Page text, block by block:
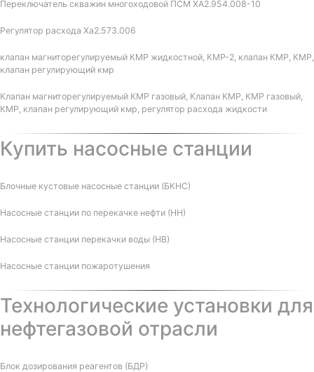
Переключатель скважин многоходовой ПСМ ХА2.954.008-10
Регулятор расхода Ха2.573.006
клапан магниторегулируемый КМР жидкостной, КМР-2, клапан КМР, КМР,
клапан регулирующий кмр
Клапан магниторегулируемый КМР газовый, Клапан КМР, КМР газовый,
КМР, клапан регулирующий кмр, регулятор расхода жидкости
Купить насосные станции
Блочные кустовые насосные станции (БКНС)
Насосные станции по перекачке нефти (НН)
Насосные станции перекачки воды (НВ)
Насосные станции пожаротушения
Технологические установки для
нефтегазовой отрасли
Блок дозирования реагентов (БДР)